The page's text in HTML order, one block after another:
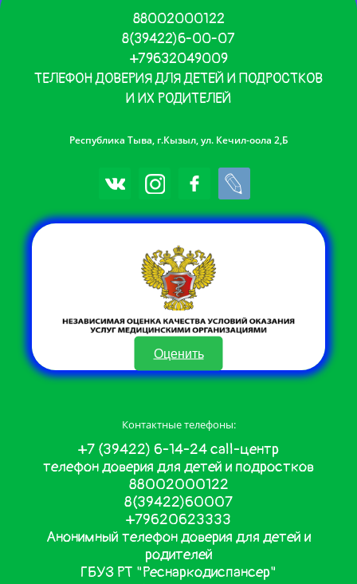
88002000122
8(39422)6-00-07
+79632049009
ТЕЛЕФОН ДОВЕРИЯ ДЛЯ ДЕТЕЙ И ПОДРОСТКОВ
И ИХ РОДИТЕЛЕЙ
Республика Тыва, г.Кызыл, ул. Кечил-оола 2,Б
Оценить
Контактные телефоны:
+7 (39422) 6-14-24 call-центр
телефон доверия для детей и подростков
88002000122
8(39422)60007
+79620623333
Анонимный телефон доверия для детей и
родителей
ГБУЗ РТ "Реснаркодиспансер"